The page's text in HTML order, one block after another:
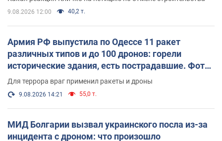
9.08.2026 12:00 40,2 т.
Армия РФ выпустила по Одессе 11 ракет
различных типов и до 100 дронов: горели
исторические здания, есть пострадавшие. Фото
и видео
Для террора враг применил ракеты и дроны
9.08.2026 14:21 55,0 т.
МИД Болгарии вызвал украинского посла из-за
инцидента с дроном: что произошло